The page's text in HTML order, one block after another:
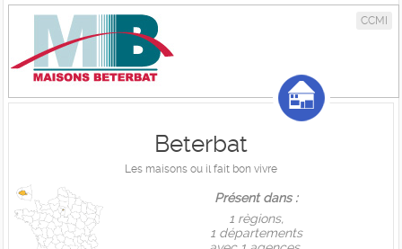
CCMI
Beterbat
Les maisons ou il fait bon vivre
Présent dans :
1 règions,
1 départements